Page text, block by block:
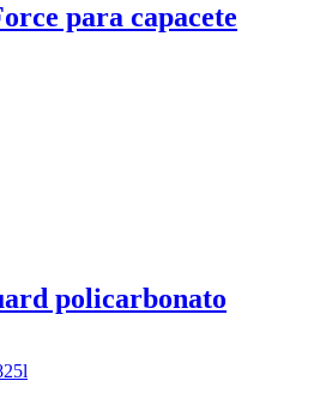
para capacete
policarbonato